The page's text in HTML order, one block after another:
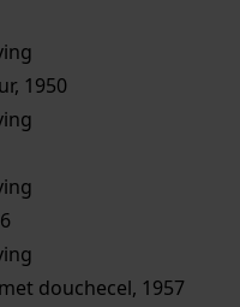
1950
douchecel, 1957